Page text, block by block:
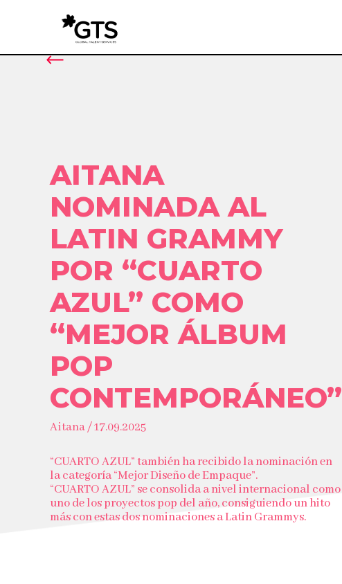
AITANA
NOMINADA AL
LATIN GRAMMY
POR “CUARTO
AZUL” COMO
“MEJOR ÁLBUM
POP
CONTEMPORÁNEO”
Aitana / 17.09.2025
“CUARTO AZUL” también ha recibido la nominación en
la categoría “Mejor Diseño de Empaque”.
“CUARTO AZUL” se consolida a nivel internacional como
uno de los proyectos pop del año, consiguiendo un hito
más con estas dos nominaciones a Latin Grammys.